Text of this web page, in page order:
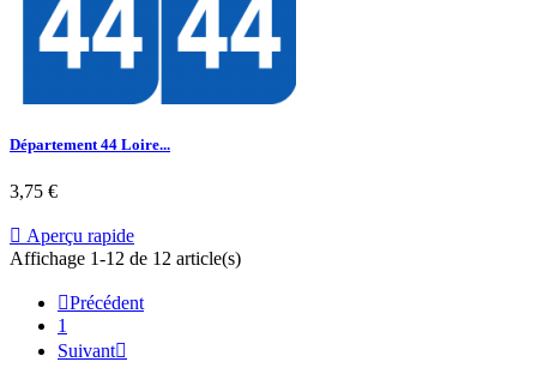
Département 44 Loire...
3,75 €
 Aperçu rapide
Affichage 1-12 de 12 article(s)
Précédent
1
Suivant